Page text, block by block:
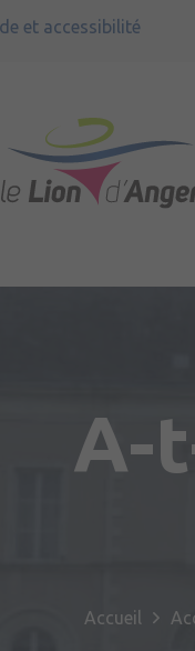
et accessibilité
A-
Accueil